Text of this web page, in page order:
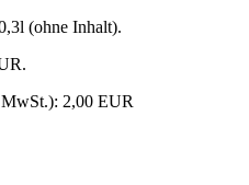
(ohne Inhalt).
2,00 EUR